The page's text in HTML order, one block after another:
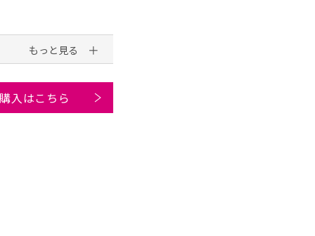
入はこちら